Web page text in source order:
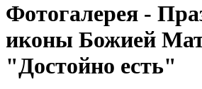
Фотогалерея -
иконы Божией
"Достойно есть"